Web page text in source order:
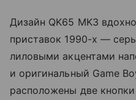
Дизайн QK65 MK3
приставок 1990-х —
лиловыми акцентами
и оригинальный Game
расположены две